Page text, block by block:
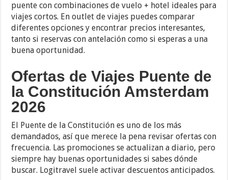
puente con combinaciones de vuelo + hotel ideales para
viajes cortos. En outlet de viajes puedes comparar
diferentes opciones y encontrar precios interesantes,
tanto si reservas con antelación como si esperas a una
buena oportunidad.
Ofertas de Viajes Puente de
la Constitución Amsterdam
2026
El Puente de la Constitución es uno de los más
demandados, así que merece la pena revisar ofertas con
frecuencia. Las promociones se actualizan a diario, pero
siempre hay buenas oportunidades si sabes dónde
buscar. Logitravel suele activar descuentos anticipados.